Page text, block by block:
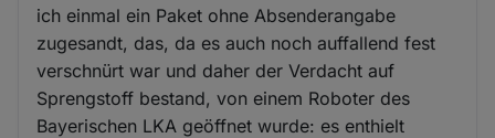
ich einmal ein Paket ohne Absenderangabe
zugesandt, das, da es auch noch auffallend fest
verschnürt war und daher der Verdacht auf
Sprengstoff bestand, von einem Roboter des
Bayerischen LKA geöffnet wurde: es enthielt